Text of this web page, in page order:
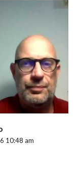
10:48 am